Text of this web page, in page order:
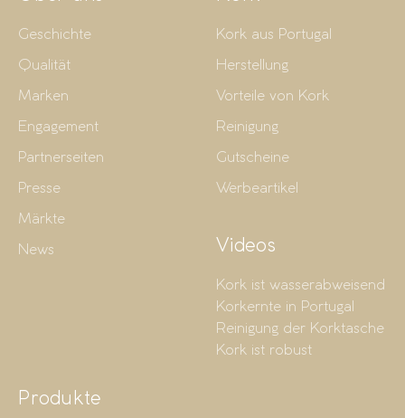
Geschichte
Qualität
Marken
Engagement
Partnerseiten
Presse
Märkte
News
Kork aus Portugal
Herstellung
Vorteile von Kork
Reinigung
Gutscheine
Werbeartikel
Videos
Kork ist wasserabweisend
Korkernte in Portugal
Reinigung der Korktasche
Kork ist robust
Produkte